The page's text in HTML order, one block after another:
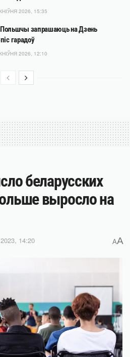
2026, 15:35
Польшчы запрашаюць на Дзень
гарадоў
2026, 12:10
беларусских
выросло на
14:20 AA